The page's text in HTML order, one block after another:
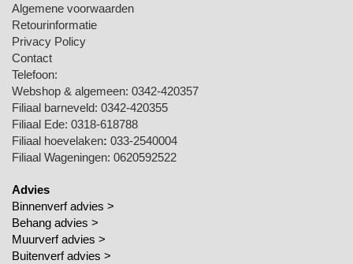
Algemene voorwaarden
Retourinformatie
Privacy Policy
Contact
Telefoon:
Webshop & algemeen: 0342-420357
Filiaal barneveld: 0342-420355
Filiaal Ede: 0318-618788
Filiaal hoevelaken: 033-2540004
Filiaal Wageningen: 0620592522
Advies
Binnenverf advies >
Behang advies >
Muurverf advies >
Buitenverf advies >